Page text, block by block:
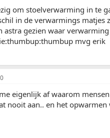
om stoelverwarming in te
in de verwarmings matjes
astra gezien waar
mvg erik
eigenlijk af waarom
nooit aan.. en het